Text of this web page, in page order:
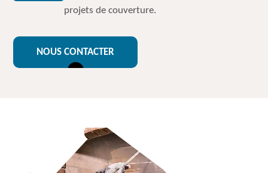
projets de couverture.
NOUS CONTACTER